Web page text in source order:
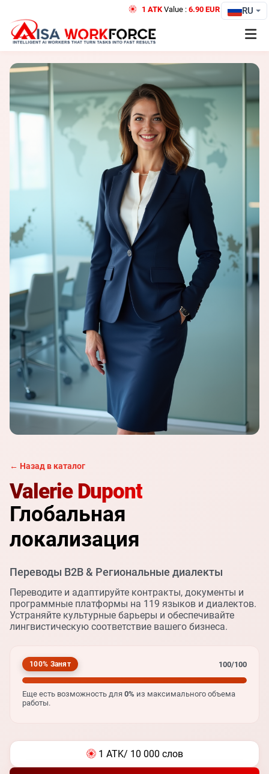
1 ATKValue : 6.90 EUR CreditRU
← Назад в каталог
Valerie Dupont
Глобальная
локализация
Переводы B2B & Региональные диалекты
Переводите и адаптируйте контракты, документы и
программные платформы на 119 языков и диалектов.
Устраняйте культурные барьеры и обеспечивайте
лингвистическую соответствие вашего бизнеса.
100% Занят 100/100
Еще есть возможность для 0% из максимального объема
работы.
1 ATK/ 10 000 слов